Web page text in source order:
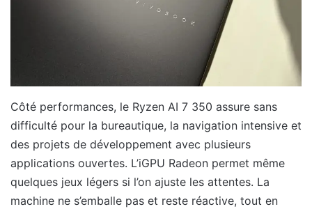
Côté performances, le Ryzen AI 7 350 assure sans
difficulté pour la bureautique, la navigation intensive et
des projets de développement avec plusieurs
applications ouvertes. L’iGPU Radeon permet même
quelques jeux légers si l’on ajuste les attentes. La
machine ne s’emballe pas et reste réactive, tout en